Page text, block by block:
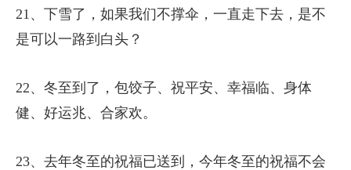
21、下雪了，如果我们不撑伞，一直走下去，是不
是可以一路到白头？
22、冬至到了，包饺子、祝平安、幸福临、身体
健、好运兆、合家欢。
23、去年冬至的祝福已送到，今年冬至的祝福不会